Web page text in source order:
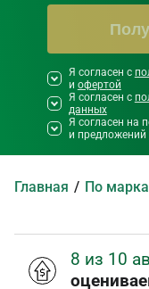
Я согласен с
и офертой
Я согласен с
данных
Я согласен на
и предложений
Главная По
8 из 10